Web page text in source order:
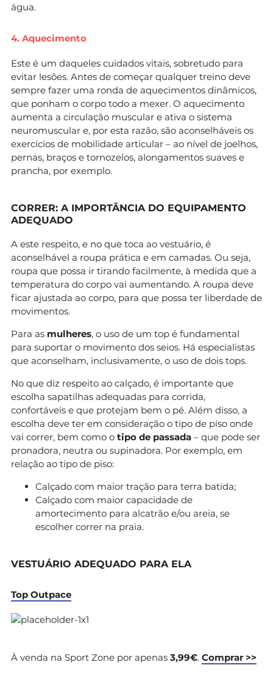
água.
4. Aquecimento
Este é um daqueles cuidados vitais, sobretudo para
evitar lesões. Antes de começar qualquer treino deve
sempre fazer uma ronda de aquecimentos dinâmicos,
que ponham o corpo todo a mexer. O aquecimento
aumenta a circulação muscular e ativa o sistema
neuromuscular e, por esta razão, são aconselháveis os
exercícios de mobilidade articular – ao nível de joelhos,
pernas, braços e tornozelos, alongamentos suaves e
prancha, por exemplo.
CORRER: A IMPORTÂNCIA DO EQUIPAMENTO
ADEQUADO
A este respeito, e no que toca ao vestuário, é
aconselhável a roupa prática e em camadas. Ou seja,
roupa que possa ir tirando facilmente, à medida que a
temperatura do corpo vai aumentando. A roupa deve
ficar ajustada ao corpo, para que possa ter liberdade de
movimentos.
Para as mulheres, o uso de um top é fundamental
para suportar o movimento dos seios. Há especialistas
que aconselham, inclusivamente, o uso de dois tops.
No que diz respeito ao calçado, é importante que
escolha sapatilhas adequadas para corrida,
confortáveis e que protejam bem o pé. Além disso, a
escolha deve ter em consideração o tipo de piso onde
vai correr, bem como o tipo de passada – que pode ser
pronadora, neutra ou supinadora. Por exemplo, em
relação ao tipo de piso:
Calçado com maior tração para terra batida;
Calçado com maior capacidade de
amortecimento para alcatrão e/ou areia, se
escolher correr na praia.
VESTUÁRIO ADEQUADO PARA ELA
Top Outpace
À venda na Sport Zone por apenas 3,99€. Comprar >>